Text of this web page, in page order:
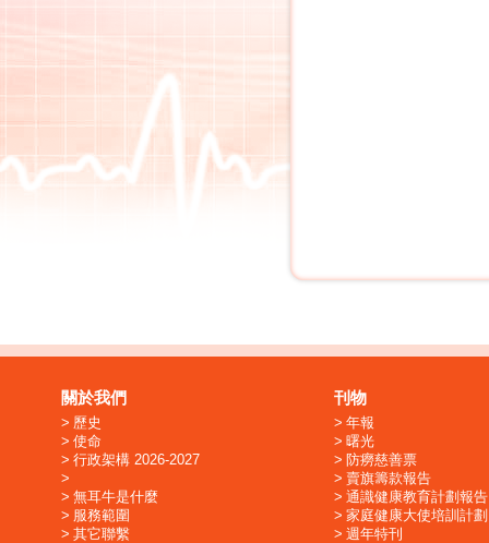
關於我們
歷史
使命
行政架構 2026-2027
無耳牛是什麼
服務範圍
其它聯繫
刊物
年報
曙光
防癆慈善票
賣旗籌款報告
通識健康教育計劃報告
家庭健康大使培訓計劃
週年特刊